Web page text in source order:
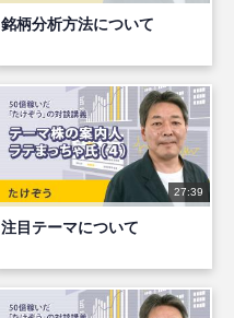
銘柄分析方法について
27:39
注目テーマについて